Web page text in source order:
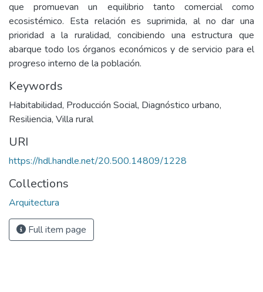
que promuevan un equilibrio tanto comercial como
ecosistémico. Esta relación es suprimida, al no dar una
prioridad a la ruralidad, concibiendo una estructura que
abarque todo los órganos económicos y de servicio para el
progreso interno de la población.
Keywords
Habitabilidad, Producción Social, Diagnóstico urbano,
Resiliencia, Villa rural
URI
https://hdl.handle.net/20.500.14809/1228
Collections
Arquitectura
Full item page